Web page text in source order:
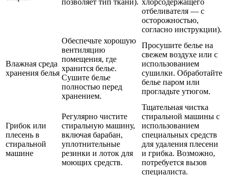
позволяет тип ткани). хлорсодержащего
отбеливателя — с
осторожностью,
согласно инструкции).
Влажная среда
хранения белья
Обеспечьте хорошую
вентиляцию
помещения, где
хранится белье.
Сушите белье
полностью перед
хранением.
Просушите белье на
свежем воздухе или с
использованием
сушилки. Обработайте
белье паром или
прогладьте утюгом.
Грибок или
плесень в
стиральной
машине
Регулярно чистите
стиральную машину,
включая барабан,
уплотнительные
резинки и лоток для
моющих средств.
Тщательная чистка
стиральной машины с
использованием
специальных средств
для удаления плесени
и грибка. Возможно,
потребуется вызов
специалиста.